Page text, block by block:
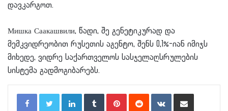
დავკარგოთ.
Мишка Саакашвили, წადი, შე გენეტიკურად და
მემკვიდრეობით რუსეთის აგენტო, შენს 0,1%-იან იმიჯს
მიხედე, ვიდრე საქართველოს სასჯელაღსრულების
სისტემა გადმოგიბარებს.
LinkedInTumblr PinterestReddit VKontakteShare via Email